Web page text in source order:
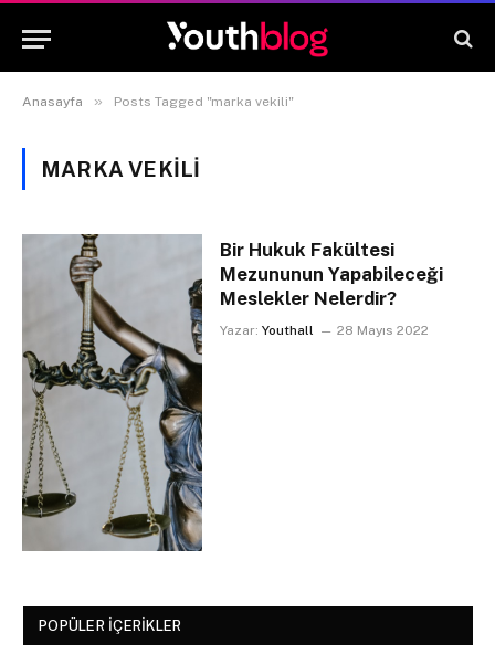
Anasayfa » Posts Tagged "marka vekili"
MARKA VEKILI
Bir Hukuk Fakültesi
Mezununun Yapabileceği
Meslekler Nelerdir?
Yazar: Youthall 28 Mayıs 2022
POPÜLER İÇERIKLER